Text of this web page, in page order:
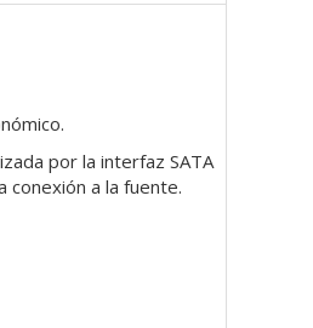
por la interfaz SATA
conexión a la fuente.